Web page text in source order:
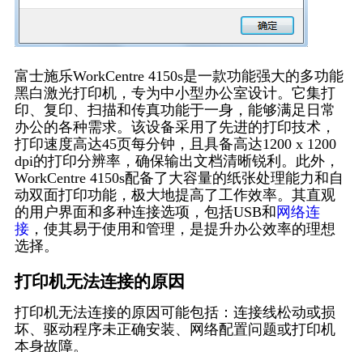
富士施乐WorkCentre 4150s是一款功能强大的多功能
黑白激光打印机，专为中小型办公室设计。它集打
印、复印、扫描和传真功能于一身，能够满足日常
办公的各种需求。该设备采用了先进的打印技术，
打印速度高达45页每分钟，且具备高达1200 x 1200
dpi的打印分辨率，确保输出文档清晰锐利。此外，
WorkCentre 4150s配备了大容量的纸张处理能力和自
动双面打印功能，极大地提高了工作效率。其直观
的用户界面和多种连接选项，包括USB和 网络连
接，使其易于使用和管理，是提升办公效率的理想
选择。
打印机无法连接的原因
打印机无法连接的原因可能包括：连接线松动或损
坏、驱动程序未正确安装、网络配置问题或打印机
本身故障。